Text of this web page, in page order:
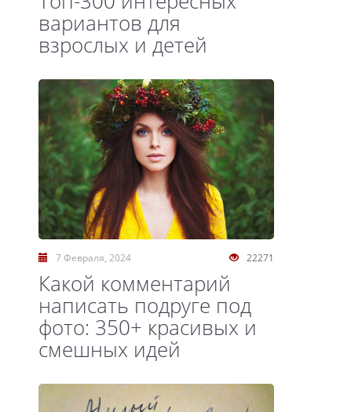
вариантов для
взрослых и детей
22271
7 Февраля, 2024
Какой комментарий
написать подруге под
фото: 350+ красивых и
смешных идей